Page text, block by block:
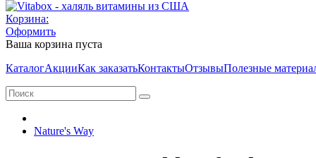
Корзина:
Оформить
Ваша корзина пуста
КаталогАкцииКак заказатьКонтактыОтзывыПолезные
Nature's Way